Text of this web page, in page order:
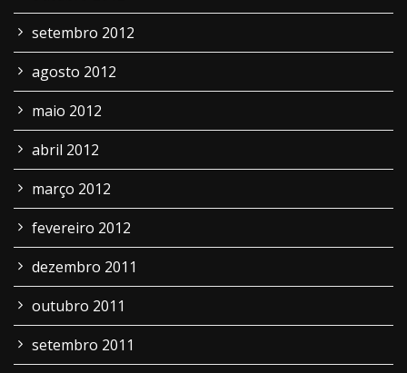
setembro 2012
agosto 2012
maio 2012
abril 2012
março 2012
fevereiro 2012
dezembro 2011
outubro 2011
setembro 2011